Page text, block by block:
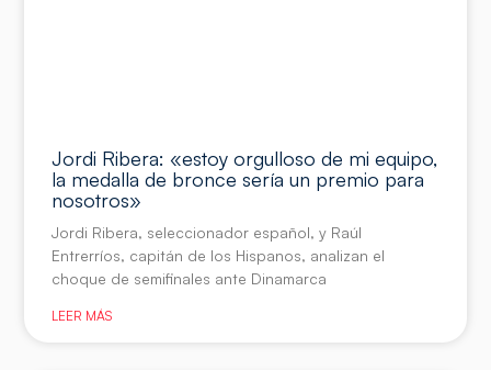
Jordi Ribera: «estoy orgulloso de mi equipo,
la medalla de bronce sería un premio para
nosotros»
Jordi Ribera, seleccionador español, y Raúl
Entrerríos, capitán de los Hispanos, analizan el
choque de semifinales ante Dinamarca
LEER MÁS